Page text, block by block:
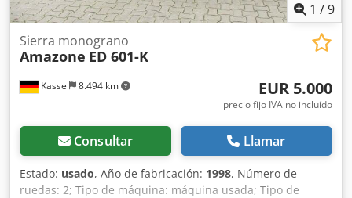
1 /9
Kassel 8.494 km
Sierra monograno
Amazone ED 601-K
EUR 5.000
precio fijo IVA no incluído
Consultar Llamar
Estado: usado, Año de fabricación: 1998, Número de
ruedas: 2; Tipo de máquina: máquina usada; Tipo de